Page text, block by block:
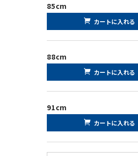
85cm
カートに入れる
88cm
カートに入れる
91cm
カートに入れる